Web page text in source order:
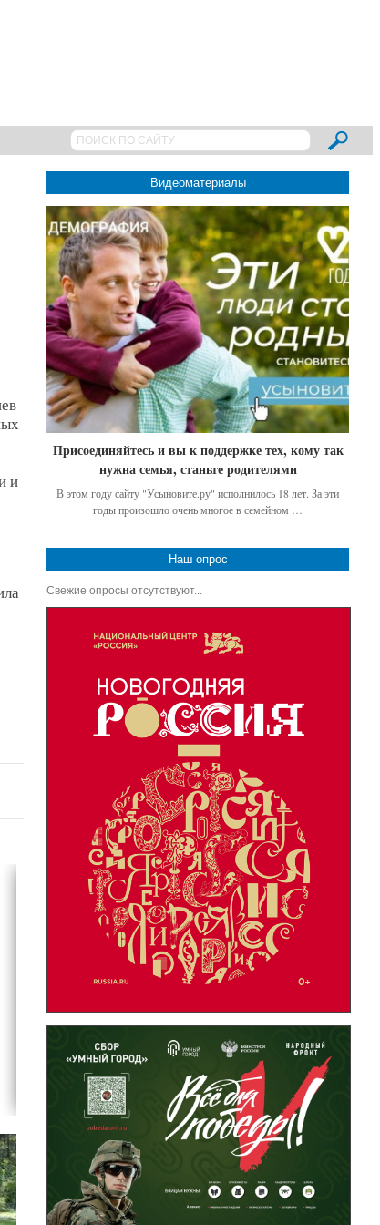
и
Видеоматериалы
Присоединяйтесь и вы к поддержке тех, кому так
нужна семья, станьте родителями
В этом году сайту "Усыновите.ру" исполнилось 18 лет. За эти
годы произошло очень многое в семейном …
Наш опрос
Свежие опросы отсутствуют...